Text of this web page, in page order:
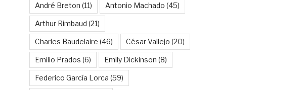
André Breton (11) Antonio Machado (45)
Arthur Rimbaud (21)
Charles Baudelaire (46) César Vallejo (20)
Emilio Prados (6) Emily Dickinson (8)
Federico García Lorca (59)